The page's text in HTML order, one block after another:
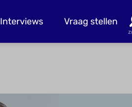
Interviews Vraag stellen